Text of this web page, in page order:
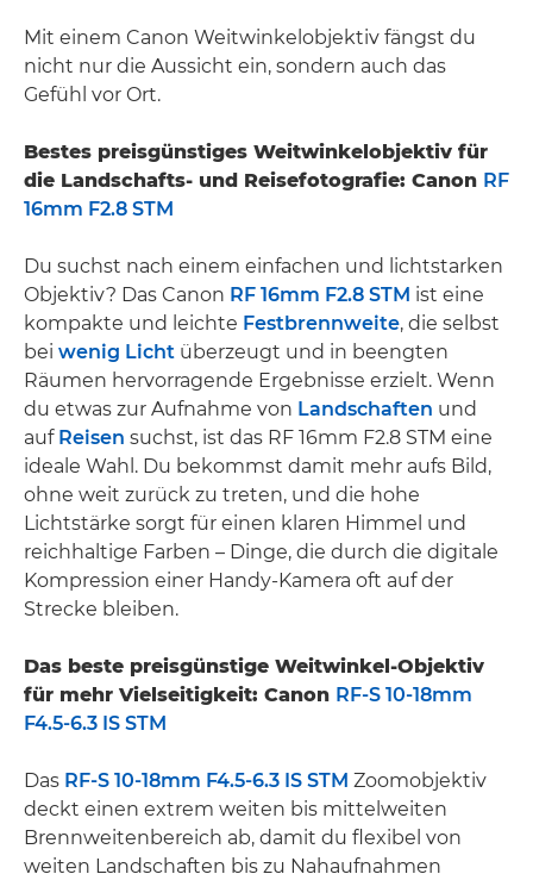
Mit einem Canon Weitwinkelobjektiv fängst du
nicht nur die Aussicht ein, sondern auch das
Gefühl vor Ort.
Bestes preisgünstiges Weitwinkelobjektiv für
die Landschafts- und Reisefotografie: Canon RF
16mm F2.8 STM
Du suchst nach einem einfachen und lichtstarken
Objektiv? Das Canon RF 16mm F2.8 STM ist eine
kompakte und leichte Festbrennweite, die selbst
bei wenig Licht überzeugt und in beengten
Räumen hervorragende Ergebnisse erzielt. Wenn
du etwas zur Aufnahme von Landschaften und
auf Reisen suchst, ist das RF 16mm F2.8 STM eine
ideale Wahl. Du bekommst damit mehr aufs Bild,
ohne weit zurück zu treten, und die hohe
Lichtstärke sorgt für einen klaren Himmel und
reichhaltige Farben – Dinge, die durch die digitale
Kompression einer Handy-Kamera oft auf der
Strecke bleiben.
Das beste preisgünstige Weitwinkel-Objektiv
für mehr Vielseitigkeit: Canon RF-S 10-18mm
F4.5-6.3 IS STM
Das RF-S 10-18mm F4.5-6.3 IS STM Zoomobjektiv
deckt einen extrem weiten bis mittelweiten
Brennweitenbereich ab, damit du flexibel von
weiten Landschaften bis zu Nahaufnahmen